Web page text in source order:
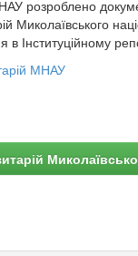
розроблено
Миколаївського
Інституційному
МНАУ